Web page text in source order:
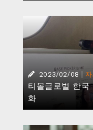
2023/02/08
티몰글로벌 한
화